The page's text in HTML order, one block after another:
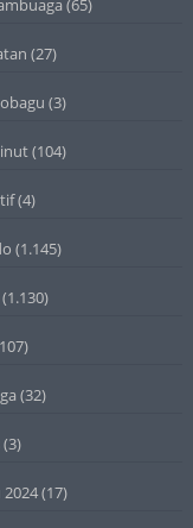
(27)
(3)
(104)
(4)
(1.145)
(1.130)
(32)
(3)
2024(17)